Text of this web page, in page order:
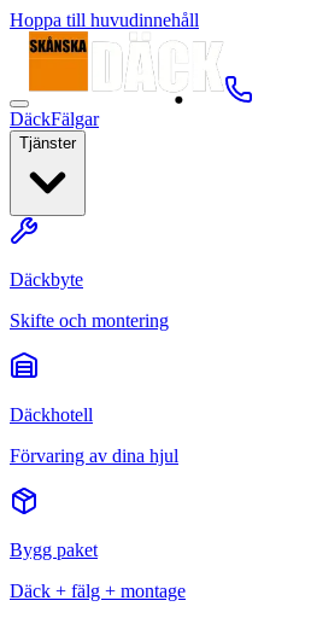
Hoppa till huvudinnehåll
DäckFälgar
Tjänster
Däckbyte
Skifte och montering
Däckhotell
Förvaring av dina hjul
Bygg paket
Däck + fälg + montage